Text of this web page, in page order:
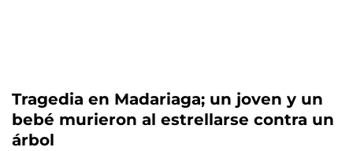
Tragedia en Madariaga; un joven y un
bebé murieron al estrellarse contra un
árbol